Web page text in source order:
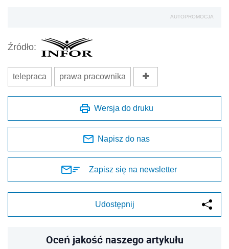
AUTOPROMOCJA
Źródło:
telepraca prawa pracownika
Wersja do druku
Napisz do nas
Zapisz się na newsletter
Udostępnij
Oceń jakość naszego artykułu